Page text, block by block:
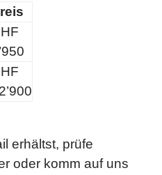
erhältst, prüfe
oder komm auf uns